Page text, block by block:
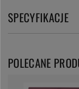
SPECYFIKACJE
POLECANE